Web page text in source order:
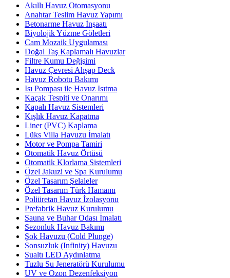
Akıllı Havuz Otomasyonu
Anahtar Teslim Havuz Yapımı
Betonarme Havuz İnşaatı
Biyolojik Yüzme Göletleri
Cam Mozaik Uygulaması
Doğal Taş Kaplamalı Havuzlar
Filtre Kumu Değişimi
Havuz Çevresi Ahşap Deck
Havuz Robotu Bakımı
Isı Pompası ile Havuz Isıtma
Kaçak Tespiti ve Onarımı
Kapalı Havuz Sistemleri
Kışlık Havuz Kapatma
Liner (PVC) Kaplama
Lüks Villa Havuzu İmalatı
Motor ve Pompa Tamiri
Otomatik Havuz Örtüsü
Otomatik Klorlama Sistemleri
Özel Jakuzi ve Spa Kurulumu
Özel Tasarım Şelaleler
Özel Tasarım Türk Hamamı
Poliüretan Havuz İzolasyonu
Prefabrik Havuz Kurulumu
Sauna ve Buhar Odası İmalatı
Sezonluk Havuz Bakımı
Şok Havuzu (Cold Plunge)
Sonsuzluk (Infinity) Havuzu
Sualtı LED Aydınlatma
Tuzlu Su Jeneratörü Kurulumu
UV ve Ozon Dezenfeksiyon